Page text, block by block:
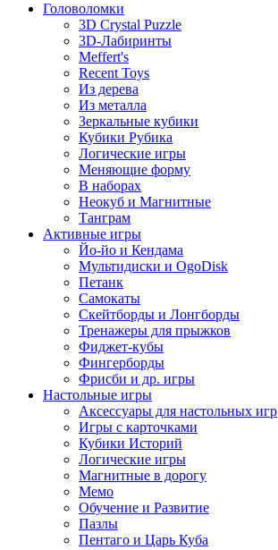
Головоломки
3D Crystal Puzzle
3D-Лабиринты
Meffert's
Recent Toys
Из дерева
Из металла
Зеркальные кубики
Кубики Рубика
Логические игры
Меняющие форму
В наборах
Неокуб и Магнитные
Танграм
Активные игры
Йо-йо и Кендама
Мультидиски и OgoDisk
Петанк
Самокаты
Скейтборды и Лонгборды
Тренажеры для прыжков
Фиджет-кубы
Фингерборды
Фрисби и др. игры
Настольные игры
Аксессуары для настольных игр
Игры с карточками
Кубики Историй
Логические игры
Магнитные в дорогу
Мемо
Обучение и Развитие
Пазлы
Пентаго и Царь Куба